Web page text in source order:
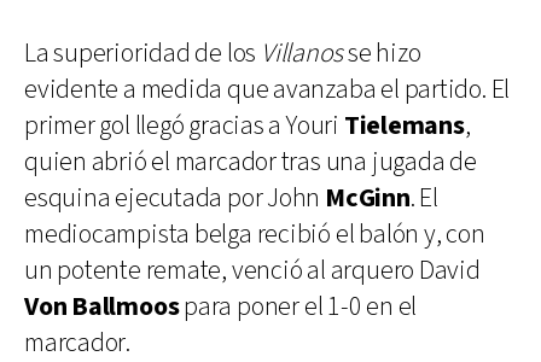
La superioridad de los Villanosse hizo
evidente a medida que avanzaba el partido. El
primer gol llegó gracias a Youri Tielemans,
quien abrió el marcador tras una jugada de
esquina ejecutada por John McGinn. El
mediocampista belga recibió el balón y, con
un potente remate, venció al arquero David
Von Ballmoospara poner el 1-0 en el
marcador.